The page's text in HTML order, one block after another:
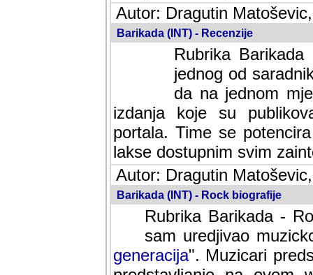
Autor: Dragutin
Barikada (INT) - Recenzije
Rubrika
jednog od
da na jednom
izdanja koje su
portala. Time se
lakse dostupnim svim
Autor: Dragutin
Barikada (INT) - Rock biografije
Rubrika Barikada -
sam uredjivao
generacija". Muzicari